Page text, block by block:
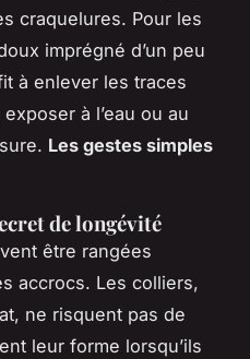
craquelures. Pour les
imprégné d’un peu
à enlever les traces
à l’eau ou au
Les gestes simples
de longévité
être rangées
accrocs. Les colliers,
ne risquent pas de
leur forme lorsqu’ils